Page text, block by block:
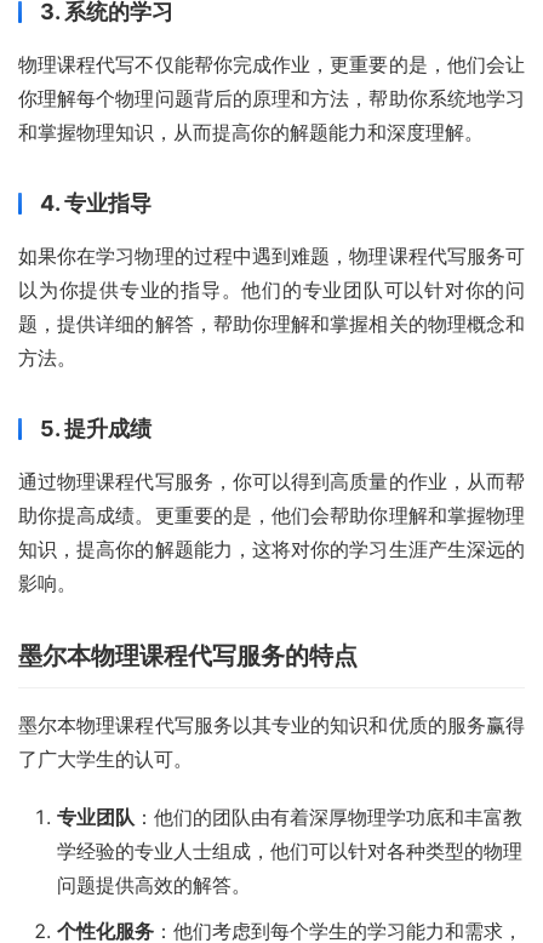
3. 系统的学习
物理课程代写不仅能帮你完成作业，更重要的是，他们会让
你理解每个物理问题背后的原理和方法，帮助你系统地学习
和掌握物理知识，从而提高你的解题能力和深度理解。
4. 专业指导
如果你在学习物理的过程中遇到难题，物理课程代写服务可
以为你提供专业的指导。他们的专业团队可以针对你的问
题，提供详细的解答，帮助你理解和掌握相关的物理概念和
方法。
5. 提升成绩
通过物理课程代写服务，你可以得到高质量的作业，从而帮
助你提高成绩。更重要的是，他们会帮助你理解和掌握物理
知识，提高你的解题能力，这将对你的学习生涯产生深远的
影响。
墨尔本物理课程代写服务的特点
墨尔本物理课程代写服务以其专业的知识和优质的服务赢得
了广大学生的认可。
专业团队 ：他们的团队由有着深厚物理学功底和丰富教
学经验的专业人士组成，他们可以针对各种类型的物理
问题提供高效的解答。
个性化服务 ：他们考虑到每个学生的学习能力和需求，